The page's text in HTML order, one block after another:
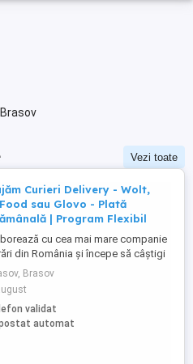
Vezi toate
Curieri Delivery - Wolt,
sau Glovo - Plată
| Program Flexibil
cu cea mai mare companie
din România și începe să câștigi
Cerințe: Minim 18 ani Mijloc de
propriu (mașină, scuter,
sau bicicletă) Telefon mobil
la internet - Ce oferim: Plată
fără întârzieri Bonusuri
Brasov
validat
automat